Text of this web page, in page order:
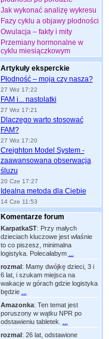
Jak wykonać analizę wykresu
Fazy cyklu a objawy płodności
Owulacja – fakty i mity
Przemiany hormonalne w
cyklu miesiączkowym
Artykuły eksperckie
Płodność – moja czy nasza?
27 Wrz 17:22
FAM i... nastolatki
27 Wrz 17:21
Dlaczego warto stosować
FAM?
27 Wrz 17:20
Creighton Model System -
zaawansowana obserwacja
śluzu
20 Cze 17:27
Idealna metoda dla Ciebie
14 Cze 11:53
Komentarze forum
KarpatkaST: Przy małych
dzieciach kluczowe jest właśnie
to co piszesz, minimalna
logistyka. Polecałabym
rozmal: Mamy dwójkę dzieci, 3 i
6 lat, i szukam miejsca na
wakacje w górach gdzie logistyka
będzie
Amazonka: Ten temat jest
poruszony w wątku NPR po
odstawieniu tabletek.
rozmal: 26 lat, odstawione